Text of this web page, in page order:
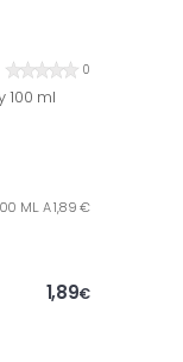
0
100 ml
ML. A 1,89 €
1,89€